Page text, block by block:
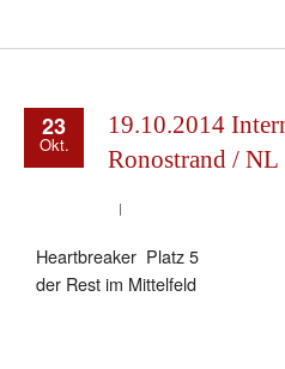
23
Okt.
19.10.2014
Ronostrand / NL
Heartbreaker Platz 5
der Rest im Mittelfeld